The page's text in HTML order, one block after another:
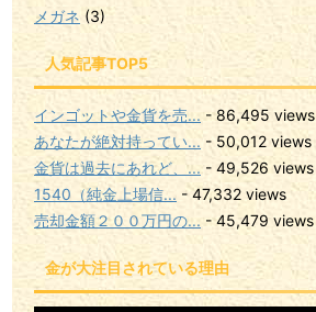
メガネ (3)
人気記事TOP5
インゴットや金貨を売... - 86,495 views
あなたが絶対持ってい... - 50,012 views
金貨は過去にあれど、... - 49,526 views
1540（純金上場信... - 47,332 views
売却金額２００万円の... - 45,479 views
金が大注目されている理由